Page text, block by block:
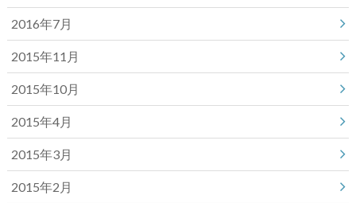
2016年7月
2015年11月
2015年10月
2015年4月
2015年3月
2015年2月